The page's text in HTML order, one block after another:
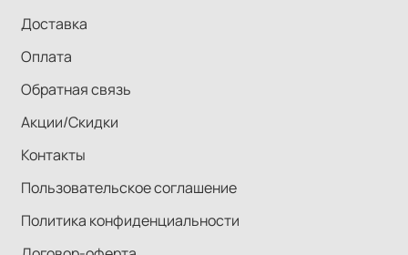
Доставка
Оплата
Обратная связь
Акции/Скидки
Контакты
Пользовательское соглашение
Политика конфиденциальности